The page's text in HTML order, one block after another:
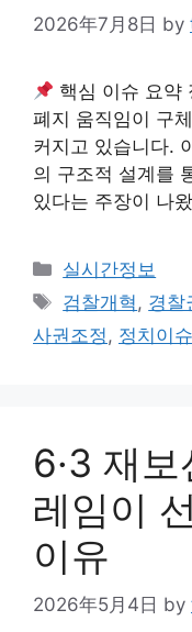
2026年7月8日 by
핵심 이슈 요약
폐지 움직임이 구
커지고 있습니다.
의 구조적 설계를
있다는 주장이 나
Categories
실시간정보
Tags
검찰개혁, 경찰
사권조정, 정치이슈
6·3 재
레임이
이유
2026年5月4日 by